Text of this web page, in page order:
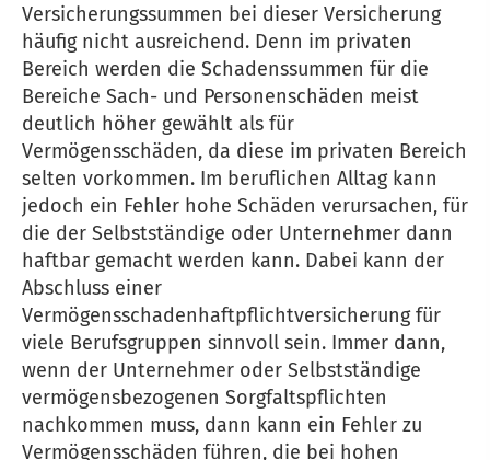
Versicherungssummen bei dieser Versicherung
häufig nicht ausreichend. Denn im privaten
Bereich werden die Schadenssummen für die
Bereiche Sach- und Per­sonenschäden meist
deutlich höher gewählt als für
Vermögensschäden, da diese im privaten Bereich
selten vorkommen. Im beruflichen Alltag kann
jedoch ein Fehler hohe Schäden verursachen, für
die der Selbstständige oder Unternehmer dann
haftbar gemacht werden kann. Dabei kann der
Abschluss einer
Vermögensschadenhaftpflichtversicherung für
viele Berufsgruppen sinnvoll sein. Immer dann,
wenn der Unternehmer oder Selbstständige
vermögensbezogenen Sorgfaltspflichten
nachkommen muss, dann kann ein Fehler zu
Vermögensschäden führen, die bei hohen